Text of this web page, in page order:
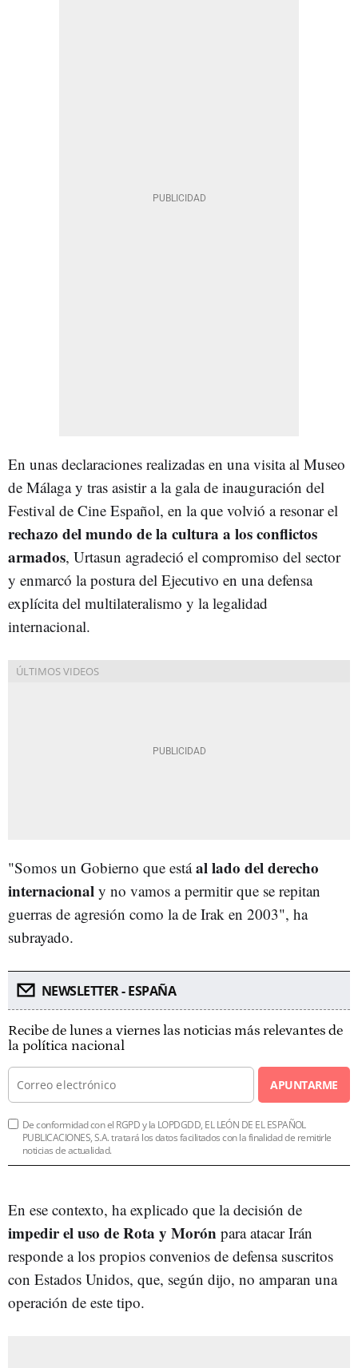
En unas declaraciones realizadas en una visita al Museo
de Málaga y tras asistir a la gala de inauguración del
Festival de Cine Español, en la que volvió a resonar el
rechazo del mundo de la cultura a los conflictos
armados, Urtasun agradeció el compromiso del sector
y enmarcó la postura del Ejecutivo en una defensa
explícita del multilateralismo y la legalidad
internacional.
"Somos un Gobierno que estáal lado del derecho
internacional y no vamos a permitir que se repitan
guerras de agresión como la de Irak en 2003", ha
subrayado.
NEWSLETTER - ESPAÑA
Recibe de lunes a viernes las noticias más relevantes de
la política nacional
APUNTARME
De conformidad con el RGPD y la LOPDGDD, EL LEÓN DE EL ESPAÑOL
PUBLICACIONES, S.A. tratará los datos facilitados con la finalidad de remitirle
noticias de actualidad.
En ese contexto, ha explicado que la decisión de
impedir el uso de Rota y Morón para atacar Irán
responde a los propios convenios de defensa suscritos
con Estados Unidos, que, según dijo, no amparan una
operación de este tipo.